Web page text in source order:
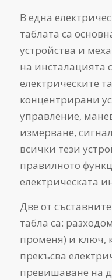
В една
таблата са
устройства и
на инсталацията
електрическите
концентрирани
управление,
измерване,
всички тези
правилното
електрическата
Две от
табла са:
променя) и ключ,
прекъсва
превишаване на